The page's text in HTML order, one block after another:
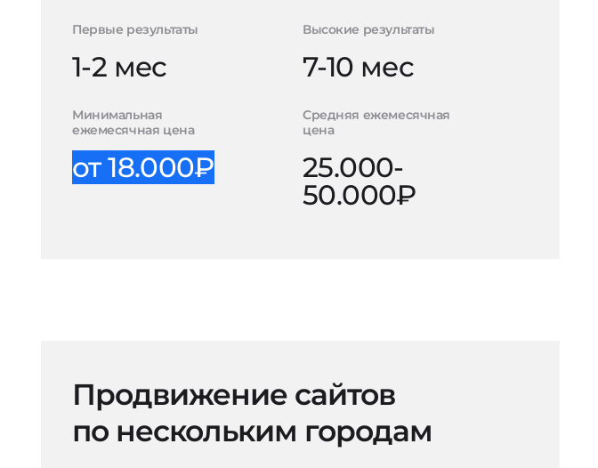
Первые результаты
1-2 мес
Высокие результаты
7-10 мес
Минимальная
ежемесячная цена
от 18.000₽
Средняя ежемесячная
цена
25.000-
50.000₽
Продвижение сайтов
по нескольким городам